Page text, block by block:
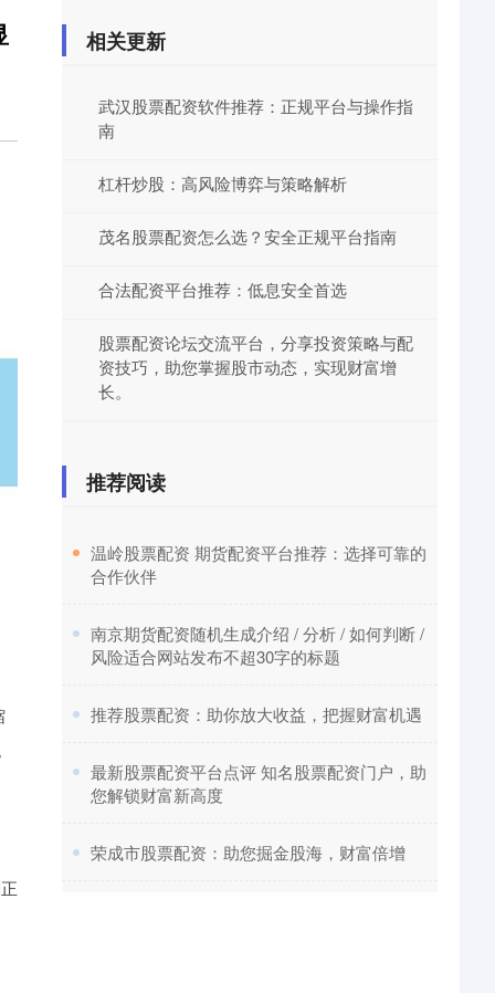
相关更新
武汉股票配资软件推荐：正规平台与操作指
南
杠杆炒股：高风险博弈与策略解析
茂名股票配资怎么选？安全正规平台指南
合法配资平台推荐：低息安全首选
股票配资论坛交流平台，分享投资策略与配
资技巧，助您掌握股市动态，实现财富增
长。
推荐阅读
​温岭股票配资 期货配资平台推荐：选择可靠的
合作伙伴
​南京期货配资随机生成介绍 / 分析 / 如何判断 /
风险适合网站发布不超30字的标题
​推荐股票配资：助你放大收益，把握财富机遇
​最新股票配资平台点评 知名股票配资门户，助
您解锁财富新高度
​荣成市股票配资：助您掘金股海，财富倍增